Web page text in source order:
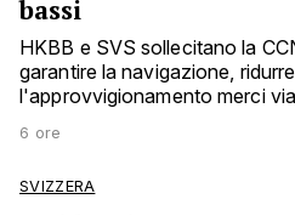
bassi
HKBB e SVS sollecitano la
garantire la navigazione,
l'approvvigionamento merci
6 ore
SVIZZERA